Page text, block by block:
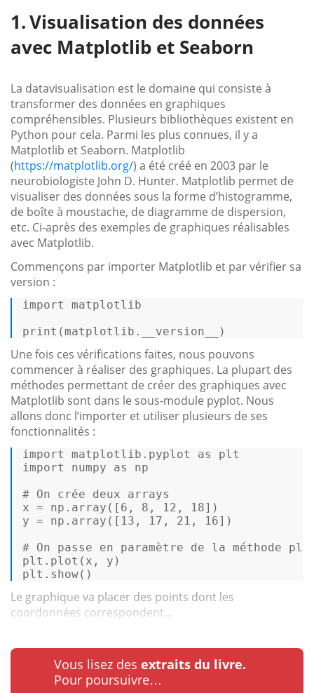
Visualisation des données
avec Matplotlib et Seaborn
La datavisualisation est le domaine qui consiste à
transformer des données en graphiques
compréhensibles. Plusieurs bibliothèques existent en
Python pour cela. Parmi les plus connues, il y a
Matplotlib et Seaborn. Matplotlib
(https://matplotlib.org/) a été créé en 2003 par le
neurobiologiste John D. Hunter. Matplotlib permet de
visualiser des données sous la forme d’histogramme,
de boîte à moustache, de diagramme de dispersion,
etc. Ci-après des exemples de graphiques réalisables
avec Matplotlib.
Commençons par importer Matplotlib et par vérifier sa
version :
import
matplotlib
print (matplotlib.__version__)
Une fois ces vérifications faites, nous pouvons
commencer à réaliser des graphiques. La plupart des
méthodes permettant de créer des graphiques avec
Matplotlib sont dans le sous-module pyplot. Nous
allons donc l’importer et utiliser plusieurs de ses
fonctionnalités :
import matplotlib.pyplot as
plt
import numpy as
np
# On crée deux arrays
x = np. array ([ 6 , 8 , 12 , 18])
y = np. array ([ 13 , 17 , 21 , 16])
# On passe en paramètre de la méthode
plt. plot (x, y)
plt. show()
Le graphique va placer des points dont les
coordonnées correspondent...
Vous lisez des extraits du livre.
Pour poursuivre…